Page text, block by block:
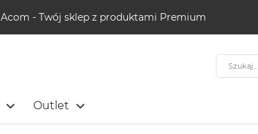
Acom - Twój sklep z produktami Premium
Outlet
Szukaj